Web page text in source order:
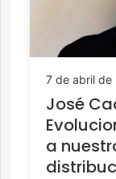
7 de abril de
José
a